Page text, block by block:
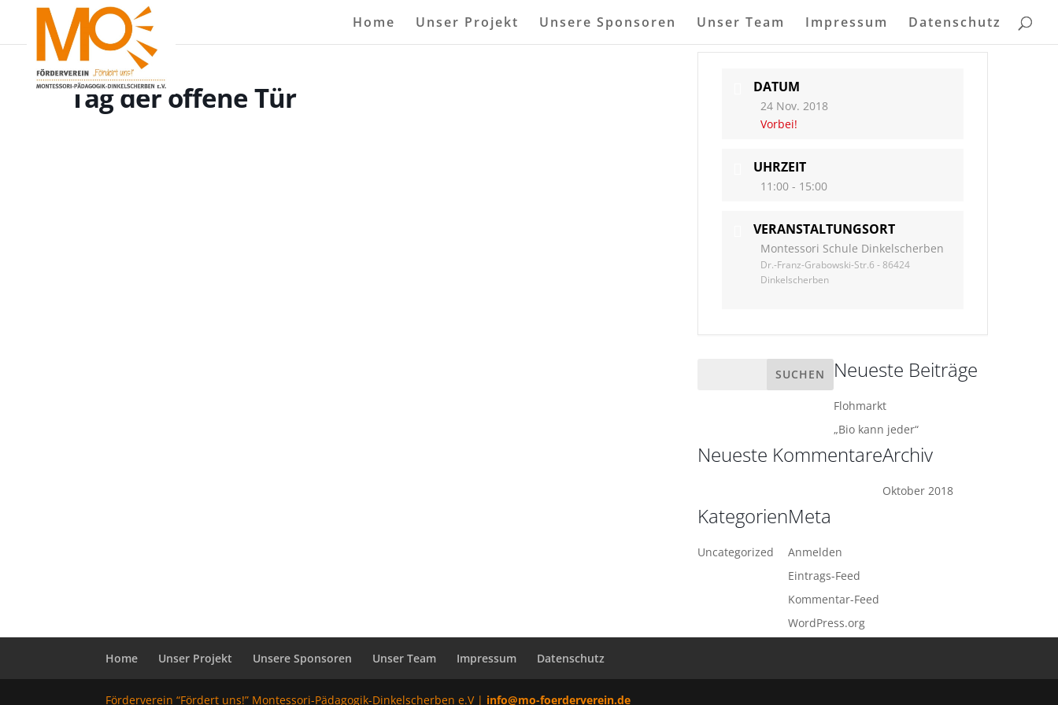
Home Unser Projekt Unsere Sponsoren Unser Team Impressum Datenschutz
Tag der offene Tür DATUM
24 Nov. 2018
Vorbei!
UHRZEIT
11:00 - 15:00
VERANSTALTUNGSORT
Montessori Schule Dinkelscherben
Dr.-Franz-Grabowski-Str.6 - 86424
Dinkelscherben
Neueste Beiträge
Flohmarkt
„Bio kann jeder“
Neueste KommentareArchiv
Oktober 2018
Kategorien
Uncategorized
Meta
Anmelden
Eintrags-Feed
Kommentar-Feed
WordPress.org
Home Unser Projekt Unsere Sponsoren Unser Team Impressum Datenschutz
Förderverein “Fördert uns!” Montessori-Pädagogik-Dinkelscherben e.V | info@mo-foerderverein.de